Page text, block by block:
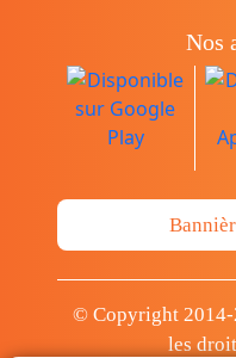
Nos
© Copyright 2014-
les